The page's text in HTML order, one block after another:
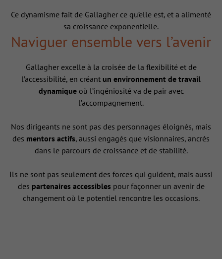
Ce dynamisme fait de Gallagher ce qu’elle est, et a alimenté
sa croissance exponentielle.
Naviguer ensemble vers l’avenir
Gallagher excelle à la croisée de la flexibilité et de
l’accessibilité, en créant un environnement de travail
dynamique où l’ingéniosité va de pair avec
l’accompagnement.
Nos dirigeants ne sont pas des personnages éloignés, mais
des mentors actifs, aussi engagés que visionnaires, ancrés
dans le parcours de croissance et de stabilité.
Ils ne sont pas seulement des forces qui guident, mais aussi
des partenaires accessiblespour façonner un avenir de
changement où le potentiel rencontre les occasions.